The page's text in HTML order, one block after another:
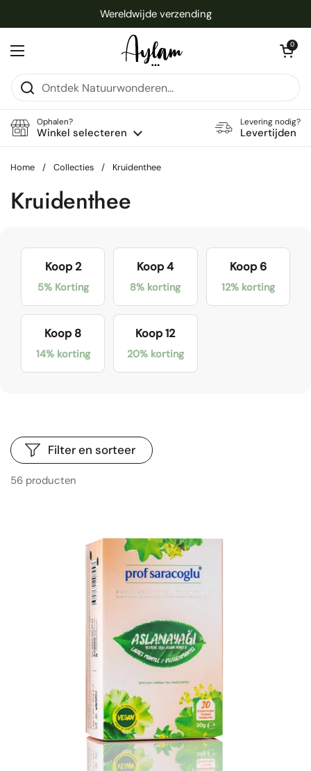
Wereldwijde verzending
Menu openen
Winkelwagentje
0
Ophalen?
Winkel selecteren
Levering nodig?
Levertijden
Home / Collecties / Kruidenthee
Kruidenthee
Koop 2
5% Korting
Koop 4
8% korting
Koop 6
12% korting
Koop 8
14% korting
Koop 12
20% korting
56 producten
Filter en sorteer